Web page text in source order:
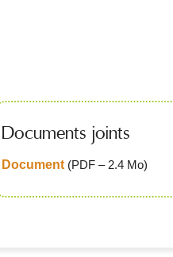
Documents joints
Document (PDF – 2.4 Mo)